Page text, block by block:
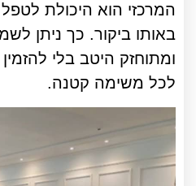
המרכזי הוא היכולת
באותו ביקור. כך ניתן
ומתוחזק היטב בלי
לכל משימה קטנה.